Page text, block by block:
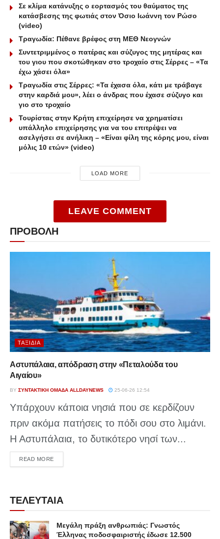
Σε κλίμα κατάνυξης ο εορτασμός του θαύματος της
κατάσβεσης της φωτιάς στον Όσιο Ιωάννη τον Ρώσο
(video)
Τραγωδία: Πέθανε βρέφος στη ΜΕΘ Νεογνών
Συντετριμμένος ο πατέρας και σύζυγος της μητέρας και
του γιου που σκοτώθηκαν στο τροχαίο στις Σέρρες – «Τα
έχω χάσει όλα»
Τραγωδία στις Σέρρες: «Τα έχασα όλα, κάτι με τράβαγε
στην καρδιά μου», λέει ο άνδρας που έχασε σύζυγο και
γιο στο τροχαίο
Τουρίστας στην Κρήτη επιχείρησε να χρηματίσει
υπάλληλο επιχείρησης για να του επιτρέψει να
ασελγήσει σε ανήλικη – «Είναι φίλη της κόρης μου, είναι
μόλις 10 ετών» (video)
LOAD MORE
LEAVE COMMENT
ΠΡΟΒΟΛΗ
ΤΑΞΊΔΙΑ
Αστυπάλαια, απόδραση στην «Πεταλούδα του
Αιγαίου»
BY ΣΥΝΤΑΚΤΙΚΉ ΟΜΆΔΑ ALLDAYNEWS 25-06-26 12:54
Υπάρχουν κάποια νησιά που σε κερδίζουν
πριν ακόμα πατήσεις το πόδι σου στο λιμάνι.
Η Αστυπάλαια, το δυτικότερο νησί των...
READ MOREDETAILS
ΤΕΛΕΥΤΑΙΑ
Μεγάλη πράξη ανθρωπιάς: Γνωστός
Έλληνας ποδοσφαιριστής έδωσε 12.500